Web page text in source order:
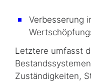
Verbesserung
Letztere umfasst
Zuständigkeiten,